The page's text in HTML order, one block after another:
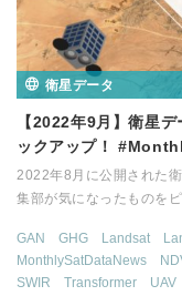
衛星データ
【2022年9月】衛星
ックアップ！
2022年8月に公開された
集部が気になったものを
GAN GHG Landsat
MonthlySatDataNews
SWIR
Transformer UAV